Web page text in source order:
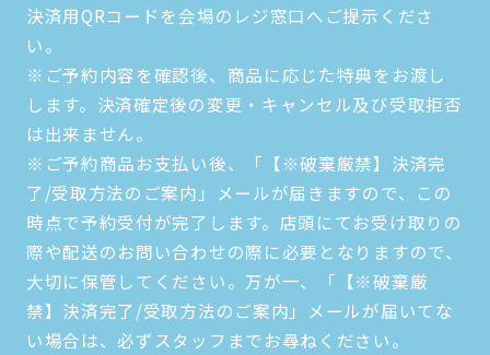
決済用QRコードを会場のレジ窓口へご提示くださ
い。
※ご予約内容を確認後、商品に応じた特典をお渡し
します。決済確定後の変更・キャンセル及び受取拒否
は出来ません。
※ご予約商品お支払い後、「【※破棄厳禁】決済完
了/受取方法のご案内」メールが届きますので、この
時点で予約受付が完了します。店頭にてお受け取りの
際や配送のお問い合わせの際に必要となりますので、
大切に保管してください。万が一、「【※破棄厳
禁】決済完了/受取方法のご案内」メールが届いてな
い場合は、必ずスタッフまでお尋ねください。